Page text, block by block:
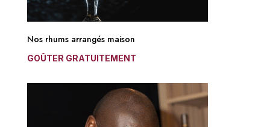
Nos rhums arrangés maison
GOÛTER GRATUITEMENT